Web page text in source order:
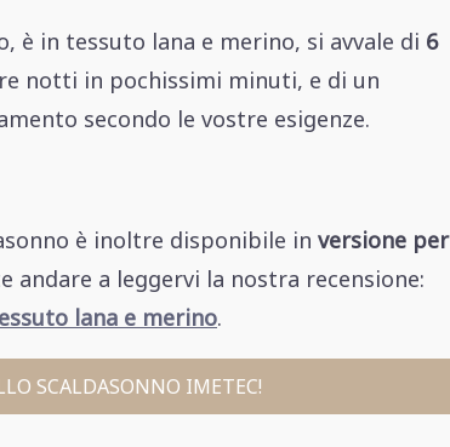
è in tessuto lana e merino, si avvale di 6
notti in pochissimi minuti, e di un
secondo le vostre esigenze.
è inoltre disponibile in versione per
andare a leggervi la nostra recensione:
lana e merino.
SCALDASONNO IMETEC!